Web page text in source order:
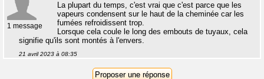
1 message
La plupart du temps, c'est vrai que c'est parce que les
vapeurs condensent sur le haut de la cheminée car les
fumées refroidissent trop.
Lorsque cela coule le long des embouts de tuyaux, cela
signifie qu'ils sont montés à l'envers.
21 avril 2023 à 08:35